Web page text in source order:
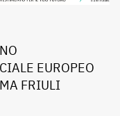
EUROPEO
FRIULI